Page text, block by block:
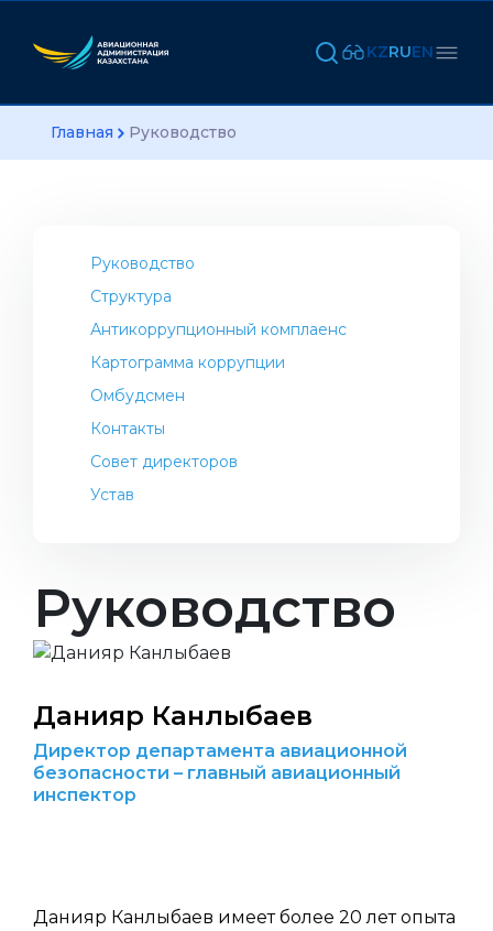
KZRUEN
Главная Руководство
Руководство
Структура
Антикоррупционный комплаенс
Картограмма коррупции
Омбудсмен
Контакты
Совет директоров
Устав
Руководство
Данияр Канлыбаев
Директор департамента авиационной
безопасности – главный авиационный
инспектор
Данияр Канлыбаев имеет более 20 лет опыта